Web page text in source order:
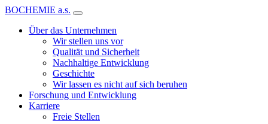
BOCHEMIE a.s.
Über das Unternehmen
Wir stellen uns vor
Qualität und Sicherheit
Nachhaltige Entwicklung
Geschichte
Wir lassen es nicht auf sich beruhen
Forschung und Entwicklung
Karriere
Freie Stellen